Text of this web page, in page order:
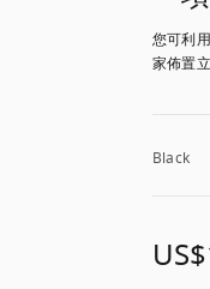
您可利
家佈置
Black